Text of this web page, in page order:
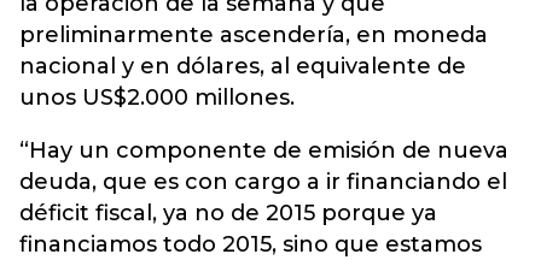
preliminarmente ascendería, en moneda
nacional y en dólares, al equivalente de
unos US$2.000 millones.
“Hay un componente de emisión de nueva
deuda, que es con cargo a ir financiando el
déficit fiscal, ya no de 2015 porque ya
financiamos todo 2015, sino que estamos